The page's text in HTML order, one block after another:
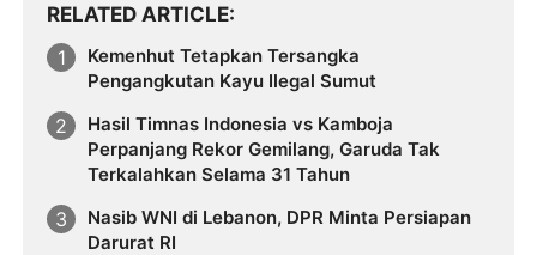
RELATED ARTICLE
Kemenhut Tetapkan Tersangka
Pengangkutan Kayu Ilegal Sumut
Hasil Timnas Indonesia vs Kamboja
Perpanjang Rekor Gemilang, Garuda Tak
Terkalahkan Selama 31 Tahun
Nasib WNI di Lebanon, DPR Minta Persiapan
Darurat RI